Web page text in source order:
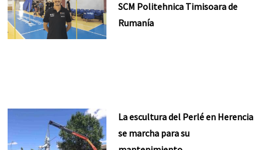
SCM Politehnica Timisoara de
Rumanía
La escultura del Perlé en Herencia
se marcha para su